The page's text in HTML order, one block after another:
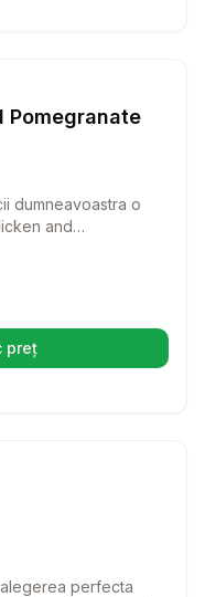
Pomegranate
dumneavoastra o
and
nutritive, va
preț într-o filă nouă)
perfecta